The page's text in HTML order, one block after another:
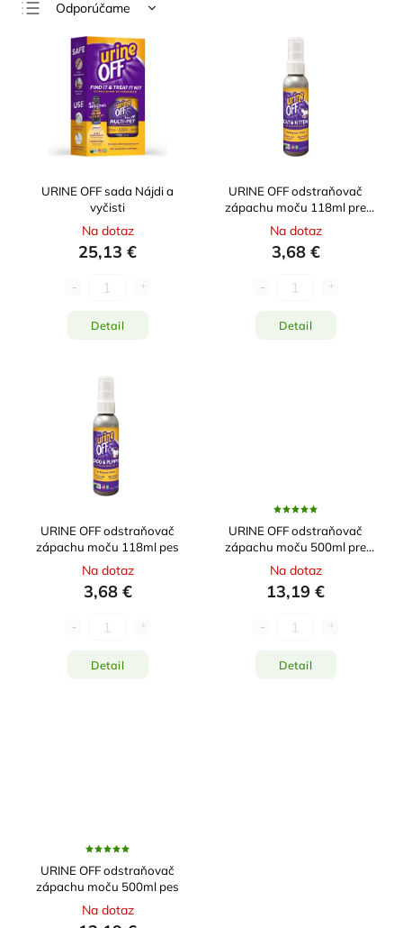
Odporúčame
Najlacnejšie
Najdrahšie
Najpredávanejšie
Abecedne
URINE OFF sada Nájdi a
vyčisti
Na dotaz
25,13 €
Detail
URINE OFF odstraňovač
zápachu moču 118ml pre
mačky
Na dotaz
3,68 €
Detail
URINE OFF odstraňovač
zápachu moču 118ml pes
Na dotaz
3,68 €
Detail
URINE OFF odstraňovač
zápachu moču 500ml pre
mačky
Na dotaz
13,19 €
Detail
URINE OFF odstraňovač
zápachu moču 500ml pes
Na dotaz